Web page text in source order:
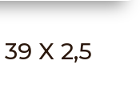
X 2,5